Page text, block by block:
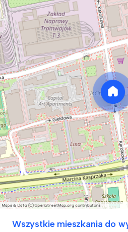
Wszystkie mieszkania do